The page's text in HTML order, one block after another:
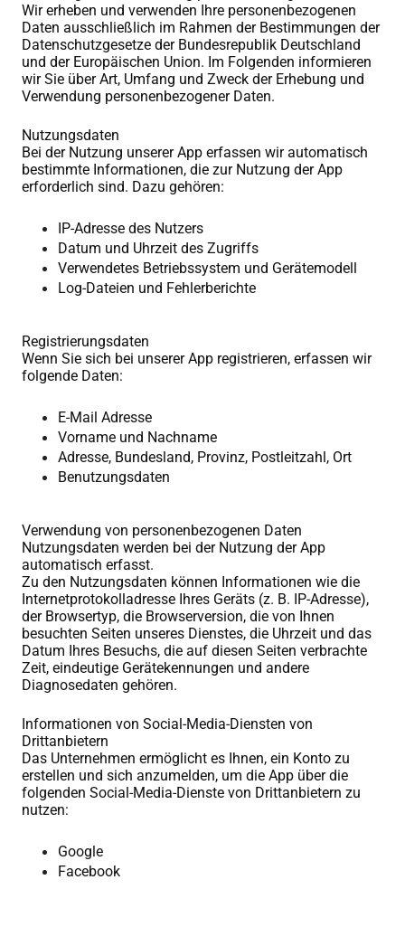
Wir erheben und verwenden Ihre personenbezogenen
Daten ausschließlich im Rahmen der Bestimmungen der
Datenschutzgesetze der Bundesrepublik Deutschland
und der Europäischen Union. Im Folgenden informieren
wir Sie über Art, Umfang und Zweck der Erhebung und
Verwendung personenbezogener Daten.
Nutzungsdaten
Bei der Nutzung unserer App erfassen wir automatisch
bestimmte Informationen, die zur Nutzung der App
erforderlich sind. Dazu gehören:
IP-Adresse des Nutzers
Datum und Uhrzeit des Zugriffs
Verwendetes Betriebssystem und Gerätemodell
Log-Dateien und Fehlerberichte
Registrierungsdaten
Wenn Sie sich bei unserer App registrieren, erfassen wir
folgende Daten:
E-Mail Adresse
Vorname und Nachname
Adresse, Bundesland, Provinz, Postleitzahl, Ort
Benutzungsdaten
Verwendung von personenbezogenen Daten
Nutzungsdaten werden bei der Nutzung der App
automatisch erfasst.
Zu den Nutzungsdaten können Informationen wie die
Internetprotokolladresse Ihres Geräts (z. B. IP-Adresse),
der Browsertyp, die Browserversion, die von Ihnen
besuchten Seiten unseres Dienstes, die Uhrzeit und das
Datum Ihres Besuchs, die auf diesen Seiten verbrachte
Zeit, eindeutige Gerätekennungen und andere
Diagnosedaten gehören.
Informationen von Social-Media-Diensten von
Drittanbietern
Das Unternehmen ermöglicht es Ihnen, ein Konto zu
erstellen und sich anzumelden, um die App über die
folgenden Social-Media-Dienste von Drittanbietern zu
nutzen:
Google
Facebook